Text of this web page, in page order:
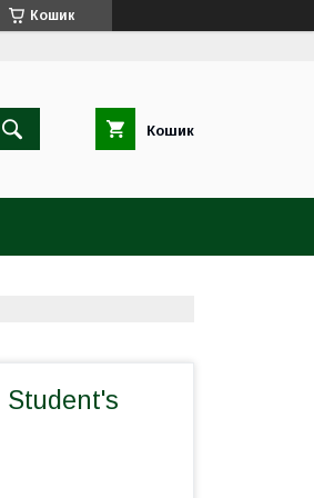
Кошик
Кошик
Student's